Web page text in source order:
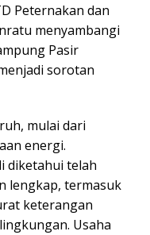
Peternakan dan
menyambangi
Pasir
sorotan
mulai dari
energi.
diketahui telah
lengkap, termasuk
keterangan
Usaha